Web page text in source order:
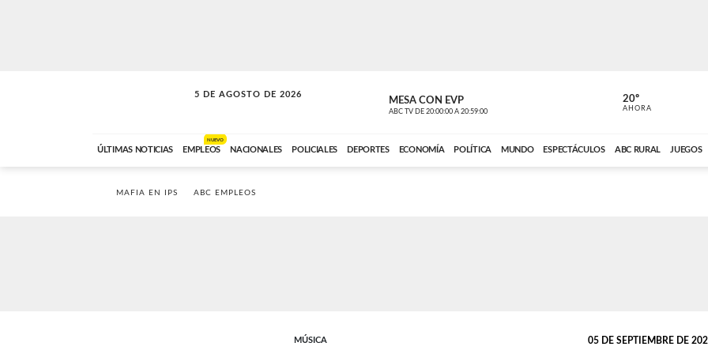
5 DE AGOSTO DE 2026
SOLO MÚSICA MESA CON EVP
ABC TV DE 20:00:00 A 20:59:00 ABC CARDINAL
20º
AHORA
ÚLTIMAS NOTICIAS EMPLEOS
NUEVO
NACIONALES POLICIALES DEPORTES ECONOMÍA POLÍTICA MUNDO ESPECTÁCULOS ABC RURAL JUEGOS
MAFIA EN IPS ABC EMPLEOS
MÚSICA 05 DE SEPTIEMBRE DE